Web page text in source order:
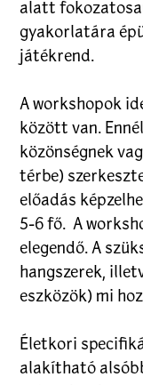
alatt
gyakorlatára
játékrend.
A workshopok
között van.
közönségnek
térbe)
előadás
5-6 fő. A
elegendő. A
hangszerek,
eszközök) mi
Életkori
alakítható